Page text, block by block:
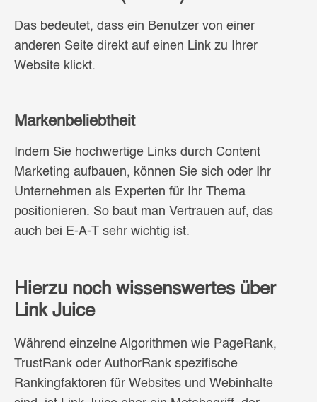
Das bedeutet, dass ein Benutzer von einer
anderen Seite direkt auf einen Link zu Ihrer
Website klickt.
Markenbeliebtheit
Indem Sie hochwertige Links durch Content
Marketing aufbauen, können Sie sich oder Ihr
Unternehmen als Experten für Ihr Thema
positionieren. So baut man Vertrauen auf, das
auch bei E-A-T sehr wichtig ist.
Hierzu noch wissenswertes über
Link Juice
Während einzelne Algorithmen wie PageRank,
TrustRank oder AuthorRank spezifische
Rankingfaktoren für Websites und Webinhalte